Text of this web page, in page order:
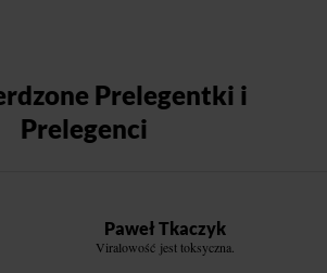
Prelegentki i
Prelegenci
Paweł Tkaczyk
Viralowość jest toksyczna.